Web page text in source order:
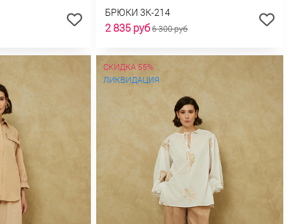
БРЮКИ 3К-214
2 835 руб6 300 руб
СКИДКА 55%
ЛИКВИДАЦИЯ